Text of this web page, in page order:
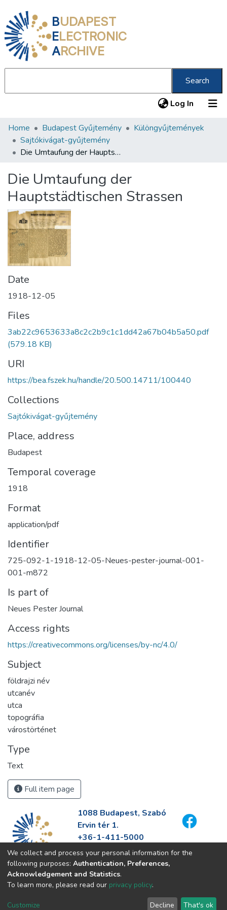
BUDAPEST
ELECTRONIC
ARCHIVE
Search
Log In (current)
Communities & Collections
All of DSpace
About us
Home Budapest Gyűjtemény
Különgyűjtemények
Sajtókivágat-gyűjtemény
Die Umtaufung der Hauptstädtischen Strassen
Die Umtaufung der
Hauptstädtischen Strassen
Date
1918-12-05
Files
3ab22c9653633a8c2c2b9c1c1dd42a67b04b5a50.pdf
(579.18 KB)
URI
https://bea.fszek.hu/handle/20.500.14711/100440
Collections
Sajtókivágat-gyűjtemény
Place, address
Budapest
Temporal coverage
1918
Format
application/pdf
Identifier
725-092-1-1918-12-05-Neues-pester-journal-001-
001-m872
Is part of
Neues Pester Journal
Access rights
https://creativecommons.org/licenses/by-nc/4.0/
Subject
földrajzi név
utcanév
utca
topográfia
várostörténet
Type
Text
Full item page
1088 Budapest, Szabó
Ervin tér 1.
+36-1-411-5000
info@fszek.hu
https://fszek.hu
We collect and process your personal information for the
following purposes: Authentication, Preferences,
Acknowledgement and Statistics.
To learn more, please read our privacy policy.
Customize Decline That's ok